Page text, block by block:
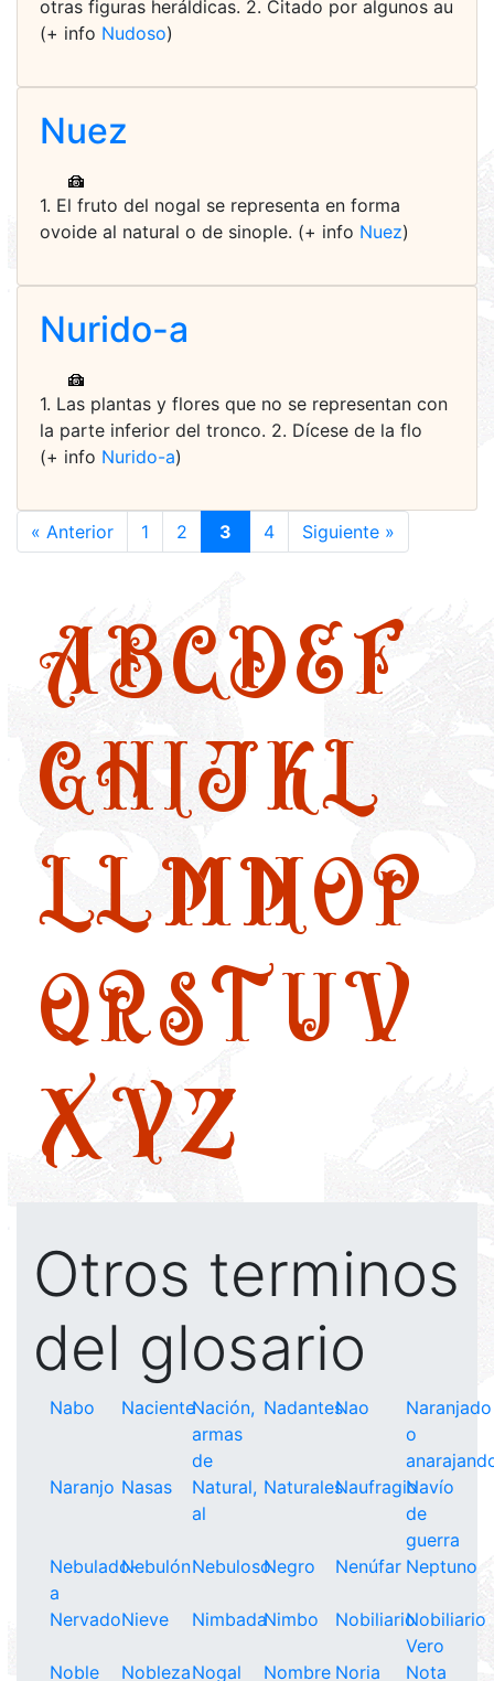
otras figuras heráldicas. 2. Citado por algunos au
(+ info Nudoso)
Nuez
1. El fruto del nogal se representa en forma
ovoide al natural o de sinople. (+ info Nuez)
Nurido-a
1. Las plantas y flores que no se representan con
la parte inferior del tronco. 2. Dícese de la flo
(+ info Nurido-a)
« Anterior 1 2 3 4 Siguiente »
ABCDEF
GHIJKL
LLMNOP
QRSTUV
XYZ
Otros terminos
del glosario
Nabo NacienteNación,
armas
de
NadantesNao
Naranjado
o
Naranjo Nasas
Natural,
al
NaturalesNaufragioNavío
de
guerra
Nebulado-
a
NebulónNebulosoNegro Nenúfar Neptuno
NervadoNieve NimbadaNimbo NobiliarioNobiliario
Vero
Noble
NoblezaNogal Nombre Noria Nota